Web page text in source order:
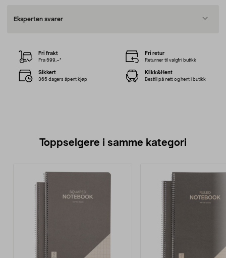
Eksperten svarer
Fri frakt
Fra 599,–*
Fri retur
Returner til valgfri butikk
Sikkert
365 dagers åpent kjøp
Klikk&Hent
Bestill på nett og hent i butikk
Toppselgere i samme kategori